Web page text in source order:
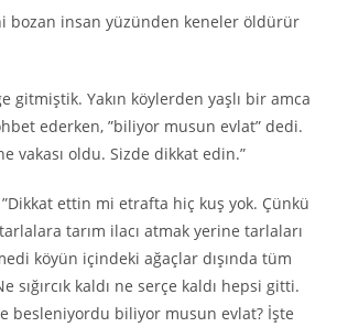
bozan insan yüzünden keneler öldürür
gitmiştik. Yakın köylerden yaşlı bir amca
ederken, ”biliyor musun evlat” dedi.
vakası oldu. Sizde dikkat edin.”
ettin mi etrafta hiç kuş yok. Çünkü
tarım ilacı atmak yerine tarlaları
köyün içindeki ağaçlar dışında tüm
sığırcık kaldı ne serçe kaldı hepsi gitti.
besleniyordu biliyor musun evlat? İşte